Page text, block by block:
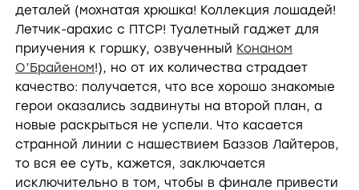
деталей (мохнатая хрюшка! Коллекция лошадей!
Летчик-арахис с ПТСР! Туалетный гаджет для
приучения к горшку, озвученный Конаном
О’Брайеном!), но от их количества страдает
качество: получается, что все хорошо знакомые
герои оказались задвинуты на второй план, а
новые раскрыться не успели. Что касается
странной линии с нашествием Баззов Лайтеров,
то вся ее суть, кажется, заключается
исключительно в том, чтобы в финале привести